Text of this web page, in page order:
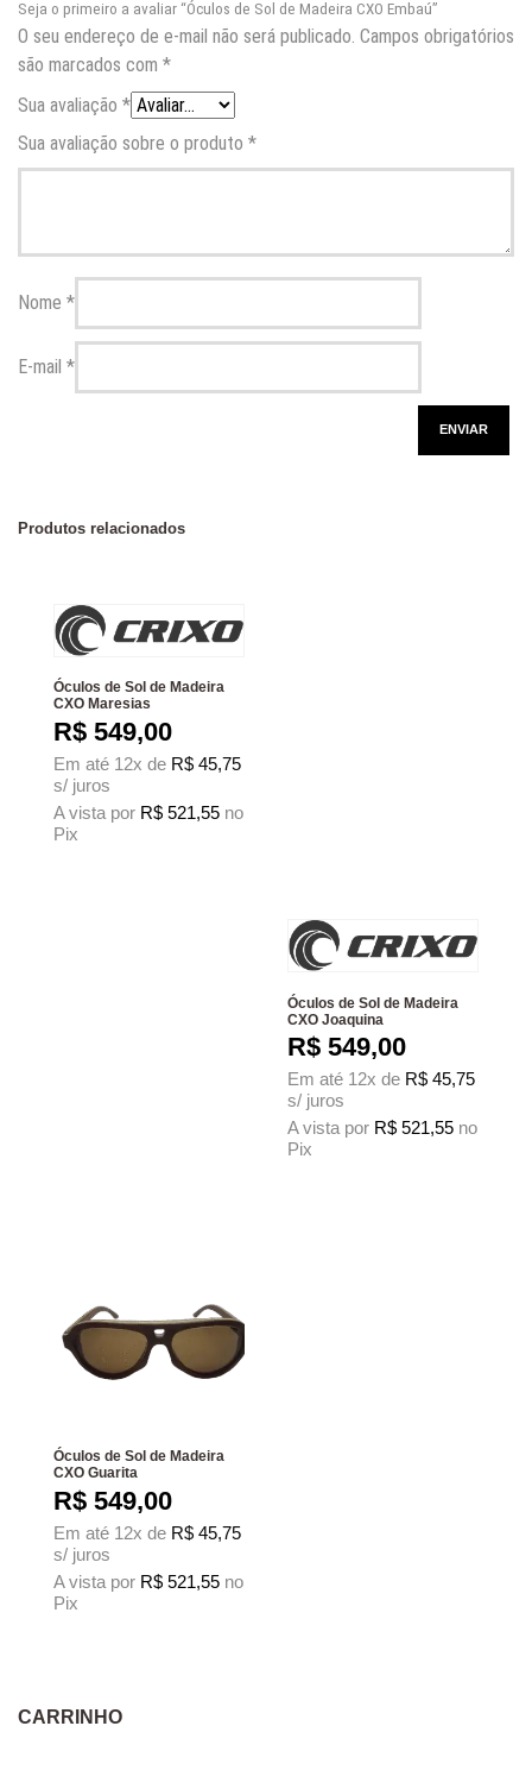
Seja o primeiro a avaliar “Óculos de Sol de Madeira CXO Embaú”
O seu endereço de e-mail não será publicado. Campos obrigatórios
são marcados com *
Sua avaliação *
Sua avaliação sobre o produto *
Nome *
E-mail *
Produtos relacionados
Óculos de Sol de Madeira
CXO Maresias
R$ 549,00
Em até 12x de R$ 45,75
s/ juros
A vista por R$ 521,55 no
Pix
Óculos de Sol de Madeira
CXO Joaquina
R$ 549,00
Em até 12x de R$ 45,75
s/ juros
A vista por R$ 521,55 no
Pix
Óculos de Sol de Madeira
CXO Guarita
R$ 549,00
Em até 12x de R$ 45,75
s/ juros
A vista por R$ 521,55 no
Pix
CARRINHO